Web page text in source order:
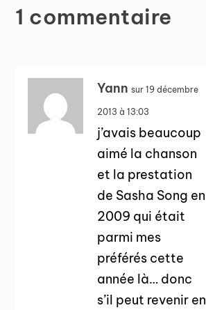
1 commentaire
Yann sur 19 décembre
2013 à 13:03
j’avais beaucoup
aimé la chanson
et la prestation
de Sasha Song en
2009 qui était
parmi mes
préférés cette
année là… donc
s’il peut revenir en